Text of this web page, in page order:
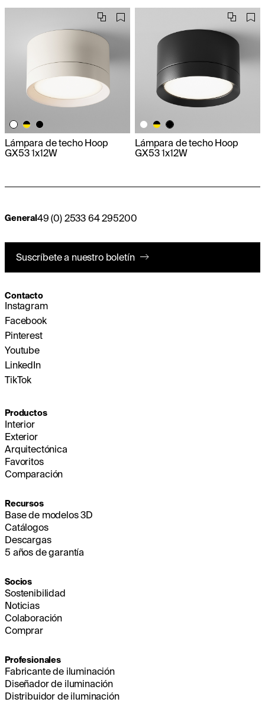
Lámpara de techo Hoop
GX53 1x12W
Lámpara de techo Hoop
GX53 1x12W
General 49 (0) 2533 64 295200
Suscríbete a nuestro boletín
Contacto
Instagram
Facebook
Pinterest
Youtube
LinkedIn
TikTok
Productos
Interior
Exterior
Arquitectónica
Favoritos
Comparación
Recursos
Base de modelos 3D
Catálogos
Descargas
5 años de garantía
Socios
Sostenibilidad
Noticias
Colaboración
Comprar
Profesionales
Fabricante de iluminación
Diseñador de iluminación
Distribuidor de iluminación